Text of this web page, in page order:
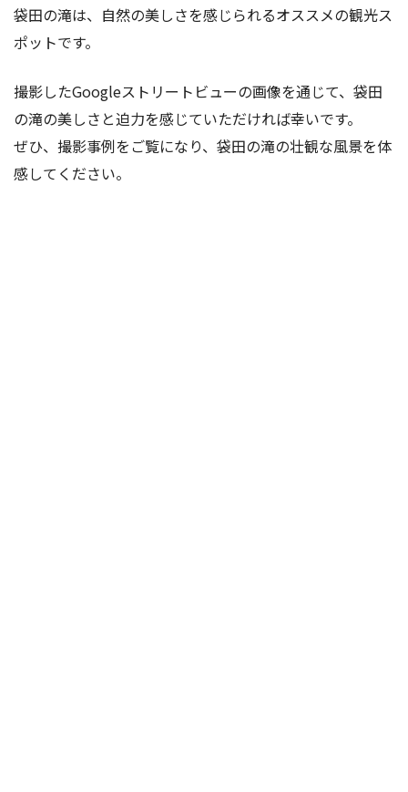
袋田の滝は、自然の美しさを感じられるオススメの観光ス
ポットです。
撮影したGoogleストリートビューの画像を通じて、袋田
の滝の美しさと迫力を感じていただければ幸いです。
ぜひ、撮影事例をご覧になり、袋田の滝の壮観な風景を体
感してください。